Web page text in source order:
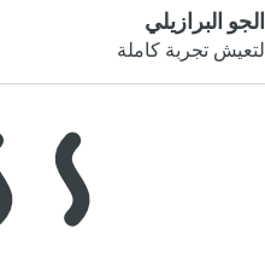
الجو البرازيلي
لتعيش تجربة كاملة